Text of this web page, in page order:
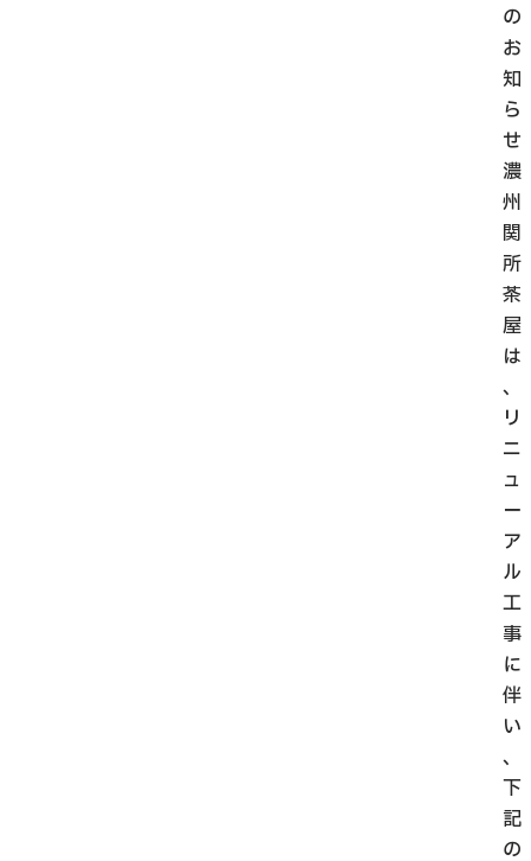
の
お
知
ら
せ
濃
州
関
所
茶
屋
は
、
リ
ニ
ュ
ー
ア
ル
工
事
に
伴
い
、
下
記
の